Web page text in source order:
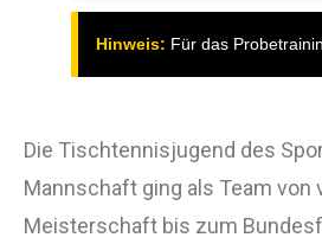
Hinweis: Für das
Die Tischtennisjugend des
Mannschaft ging als Team
Meisterschaft bis zum